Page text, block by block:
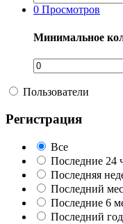
0 Просмотров
Минимальное
Пользователи
Регистрация
Все
Последние 24
Последняя
Последний
Последние 6
Последний год